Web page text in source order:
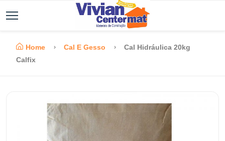
Home Cal E Gesso
Cal Hidráulica 20kg
Calfix